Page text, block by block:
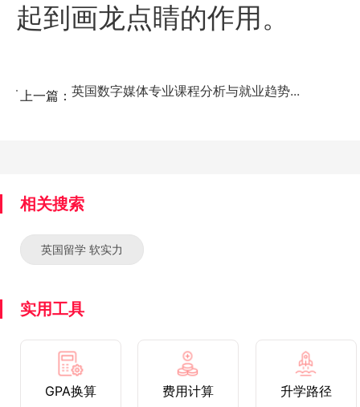
起到画龙点睛的作用。
上一篇： 英国数字媒体专业课程分析与就业趋势...
相关搜索
英国留学 软实力
实用工具
GPA换算 费用计算 升学路径